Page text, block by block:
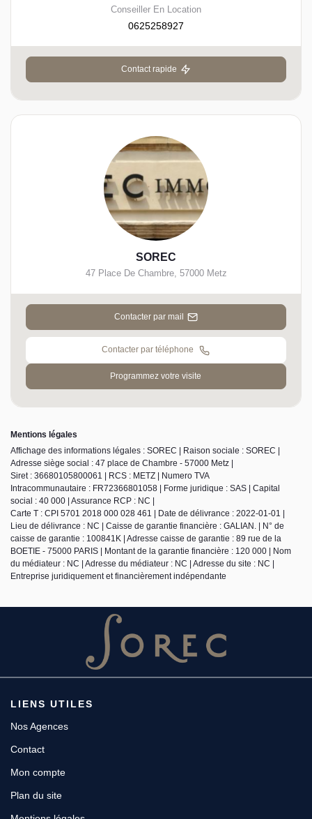
Conseiller En Location
0625258927
Contact rapide
SOREC
47 Place De Chambre, 57000 Metz
Contacter par mail
Contacter par téléphone
Programmez votre visite
Mentions légales
Affichage des informations légales : SOREC | Raison sociale : SOREC |
Adresse siège social : 47 place de Chambre - 57000 Metz |
Siret : 36680105800061 | RCS : METZ | Numero TVA
Intracommunautaire : FR72366801058 | Forme juridique : SAS | Capital
social : 40 000 | Assurance RCP : NC |
Carte T : CPI 5701 2018 000 028 461 | Date de délivrance : 2022-01-01 |
Lieu de délivrance : NC | Caisse de garantie financière : GALIAN. | N° de
caisse de garantie : 100841K | Adresse caisse de garantie : 89 rue de la
BOETIE - 75000 PARIS | Montant de la garantie financière : 120 000 | Nom
du médiateur : NC | Adresse du médiateur : NC | Adresse du site : NC |
Entreprise juridiquement et financièrement indépendante
LIENS UTILES
Nos Agences
Contact
Mon compte
Plan du site